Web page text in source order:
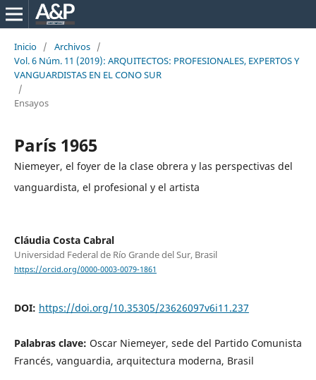
Inicio / Archivos /
Vol. 6 Núm. 11 (2019): ARQUITECTOS: PROFESIONALES, EXPERTOS Y
VANGUARDISTAS EN EL CONO SUR
/
Ensayos
París 1965
Niemeyer, el foyer de la clase obrera y las perspectivas del
vanguardista, el profesional y el artista
Cláudia Costa Cabral
Universidad Federal de Río Grande del Sur, Brasil
https://orcid.org/0000-0003-0079-1861
DOI: https://doi.org/10.35305/23626097v6i11.237
Palabras clave: Oscar Niemeyer, sede del Partido Comunista
Francés, vanguardia, arquitectura moderna, Brasil